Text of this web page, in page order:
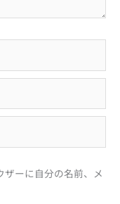
ーに自分の名前、メ